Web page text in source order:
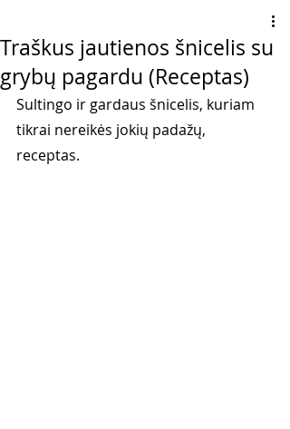
Traškus jautienos šnicelis su
grybų pagardu (Receptas)
Sultingo ir gardaus šnicelis, kuriam
tikrai nereikės jokių padažų,
receptas.